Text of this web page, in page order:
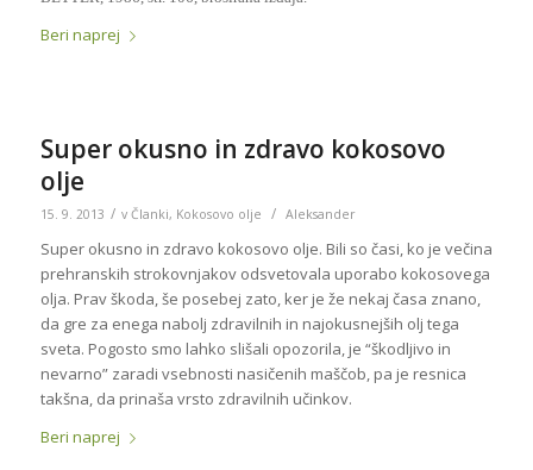
Beri naprej
Super okusno in zdravo kokosovo
olje
15. 9. 2013 / v Članki, Kokosovo olje / Aleksander
Super okusno in zdravo kokosovo olje. Bili so časi, ko je večina
prehranskih strokovnjakov odsvetovala uporabo kokosovega
olja. Prav škoda, še posebej zato, ker je že nekaj časa znano,
da gre za enega nabolj zdravilnih in najokusnejših olj tega
sveta. Pogosto smo lahko slišali opozorila, je “škodljivo in
nevarno” zaradi vsebnosti nasičenih maščob, pa je resnica
takšna, da prinaša vrsto zdravilnih učinkov.
Beri naprej